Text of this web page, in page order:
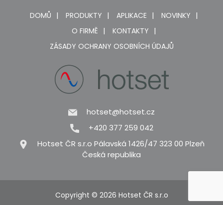
DOMŮ PRODUKTY APLIKACE
NOVINKY
O FIRMĚ
KONTAKTY
ZÁSADY OCHRANY OSOBNÍCH ÚDAJŮ
hotset@hotset.cz
+420 377 259 042
Hotset ČR s.r.o Pálavská 1426/47 323 00 Plzeň
Česká republika
Copyright © 2026 Hotset ČR s.r.o